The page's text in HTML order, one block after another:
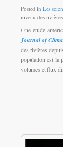
Posted in Les
niveau des
Une étude
Journal of
des rivières
population est la
volumes et flux